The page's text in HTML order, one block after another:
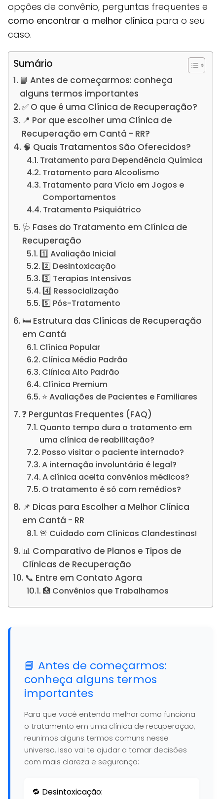
opções de convênio, perguntas frequentes e
como encontrar a melhor clínica para o seu
caso.
Sumário
📘 Antes de começarmos: conheça
alguns termos importantes
✅ O que é uma Clínica de Recuperação?
📍 Por que escolher uma Clínica de
Recuperação em Cantá - RR?
🧠 Quais Tratamentos São Oferecidos?
Tratamento para Dependência Química
Tratamento para Alcoolismo
Tratamento para Vício em Jogos e
Comportamentos
Tratamento Psiquiátrico
🩺 Fases do Tratamento em Clínica de
Recuperação
1️⃣ Avaliação Inicial
2️⃣ Desintoxicação
3️⃣ Terapias Intensivas
4️⃣ Ressocialização
5️⃣ Pós-Tratamento
🛏️ Estrutura das Clínicas de Recuperação
em Cantá
Clínica Popular
Clínica Médio Padrão
Clínica Alto Padrão
Clínica Premium
⭐ Avaliações de Pacientes e Familiares
❓ Perguntas Frequentes (FAQ)
Quanto tempo dura o tratamento em
uma clínica de reabilitação?
Posso visitar o paciente internado?
A internação involuntária é legal?
A clínica aceita convênios médicos?
O tratamento é só com remédios?
📌 Dicas para Escolher a Melhor Clínica
em Cantá - RR
🚨 Cuidado com Clínicas Clandestinas!
📊 Comparativo de Planos e Tipos de
Clínicas de Recuperação
📞 Entre em Contato Agora
🏥 Convênios que Trabalhamos
📘 Antes de começarmos:
conheça alguns termos
importantes
Para que você entenda melhor como funciona
o tratamento em uma clínica de recuperação,
reunimos alguns termos comuns nesse
universo. Isso vai te ajudar a tomar decisões
com mais clareza e segurança:
🔁 Desintoxicação: